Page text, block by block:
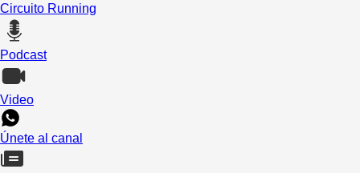
Circuito Running
Podcast
Video
Únete al canal